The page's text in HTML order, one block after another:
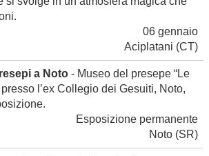
06 gennaio
Aciplatani (CT)
a Noto - Museo del presepe “Le
l’ex Collegio dei Gesuiti, Noto,
Esposizione permanente
Noto (SR)